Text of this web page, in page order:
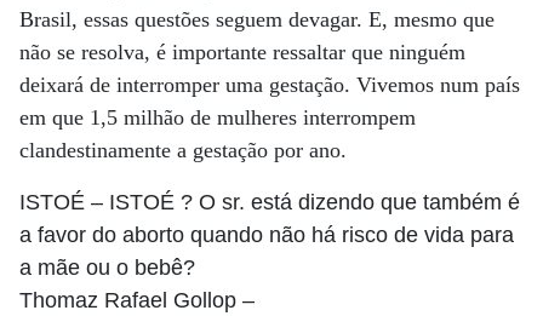
Brasil, essas questões seguem devagar. E, mesmo que
não se resolva, é importante ressaltar que ninguém
deixará de interromper uma gestação. Vivemos num país
em que 1,5 milhão de mulheres interrompem
clandestinamente a gestação por ano.
ISTOÉ – ISTOÉ ? O sr. está dizendo que também é
a favor do aborto quando não há risco de vida para
a mãe ou o bebê?
Thomaz Rafael Gollop –